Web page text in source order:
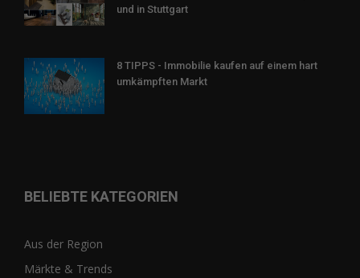
und in Stuttgart
8 TIPPS - Immobilie kaufen auf einem hart
umkämpften Markt
BELIEBTE KATEGORIEN
Aus der Region
Märkte & Trends